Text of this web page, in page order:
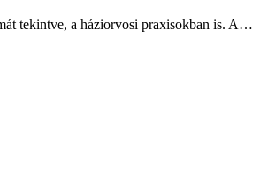
tekintve, a háziorvosi praxisokban is. A…